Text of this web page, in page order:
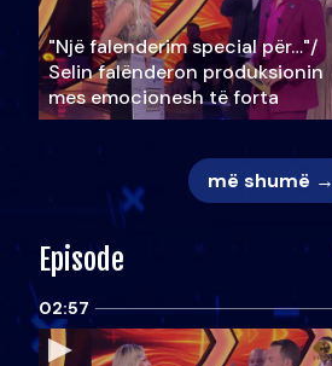
"Një falenderim special për…"/
Selin falënderon produksionin
mes emocionesh të forta
më shumë →
Episode
02:57